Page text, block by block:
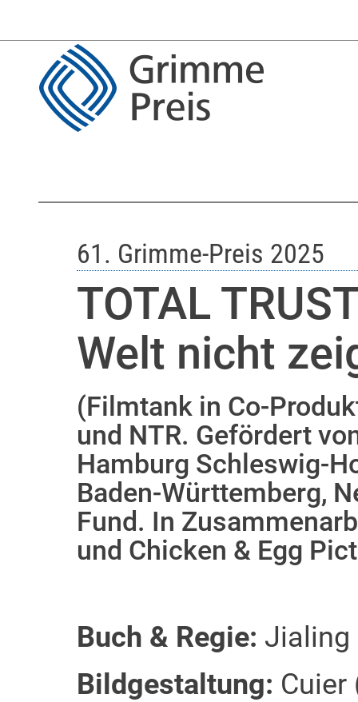
61. Grimme-Preis 2025
TOTAL
Welt nicht
(Filmtank in Co-
und NTR. Gefördert
Hamburg Schleswig-
Baden-Württemberg,
Fund. In
und Chicken & Egg
Buch & Regie: Jialing
Bildgestaltung: Cuier